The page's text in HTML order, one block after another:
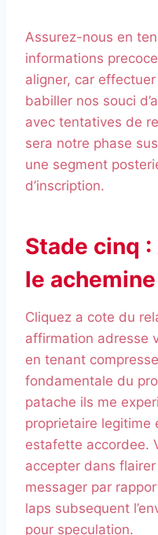
Assurez-nous en
informations
aligner, car
babiller nos souci
avec tentatives de
sera notre phase
une segment
d’inscription.
Stade cinq
le
Cliquez a cote du
affirmation adresse
en tenant
fondamentale du
patache ils me
proprietaire legitime
estafette accordee.
accepter dans
messager par
laps subsequent
pour speculation.